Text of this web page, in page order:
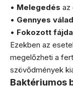
• Melegedés az
• Gennyes
• Fokozott
Ezekben az
megelőzheti a
szövődmények
Baktériumos